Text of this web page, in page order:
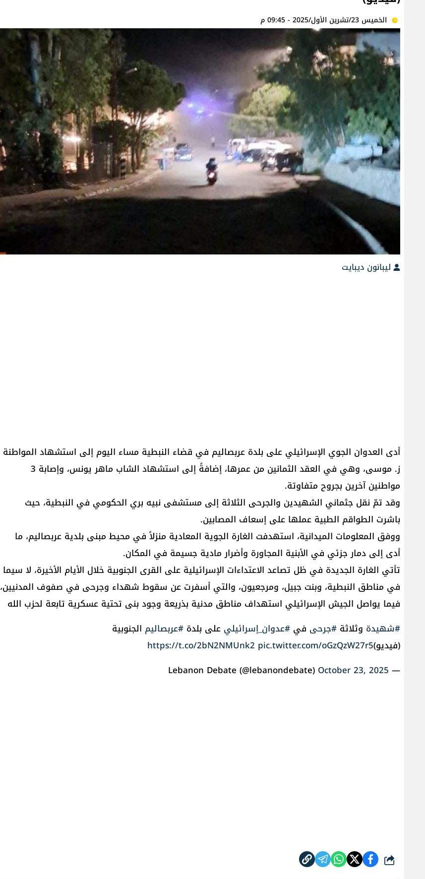
الخميس 23/تشرين الأول/2025 - 09:45 م
ليبانون ديبايت
أدى العدوان الجوي الإسرائيلي على بلدة عربصاليم في قضاء النبطية مساء اليوم إلى استشهاد المواطنة
ز. موسى، وهي في العقد الثمانين من عمرها، إضافةً إلى استشهاد الشاب ماهر يونس، وإصابة 3
مواطنين آخرين بجروح متفاوتة.
وقد تمّ نقل جثماني الشهيدين والجرحى الثلاثة إلى مستشفى نبيه بري الحكومي في النبطية، حيث
باشرت الطواقم الطبية عملها على إسعاف المصابين.
ووفق المعلومات الميدانية، استهدفت الغارة الجوية المعادية منزلاً في محيط مبنى بلدية عربصاليم، ما
أدى إلى دمار جزئي في الأبنية المجاورة وأضرار مادية جسيمة في المكان.
تأتي الغارة الجديدة في ظل تصاعد الاعتداءات الإسرائيلية على القرى الجنوبية خلال الأيام الأخيرة، لا سيما
في مناطق النبطية، وبنت جبيل، ومرجعيون، والتي أسفرت عن سقوط شهداء وجرحى في صفوف المدنيين،
فيما يواصل الجيش الإسرائيلي استهداف مناطق مدنية بذريعة وجود بنى تحتية عسكرية تابعة لحزب الله
#شهيدة وثلاثة #جرحى في #عدوان_إسرائيلي على بلدة #عربصاليم الجنوبية
(فيديو)
https://t.co/2bN2NMUnk2 pic.twitter.com/oGzQzW27r5
— Lebanon Debate (@lebanondebate)
October 23, 2025
شارك